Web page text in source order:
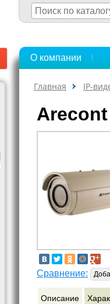
О компании
Главная IP-
Сравнение:
Описание